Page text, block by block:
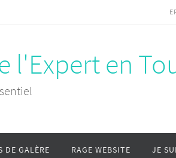
l'Expert en
DE GALÈRE RAGE WEBSITE JE